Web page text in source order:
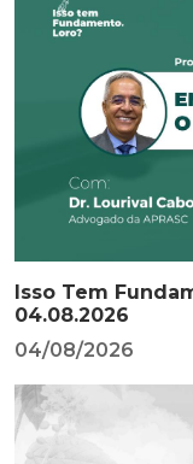
Isso Tem
04.08.2026
04/08/2026